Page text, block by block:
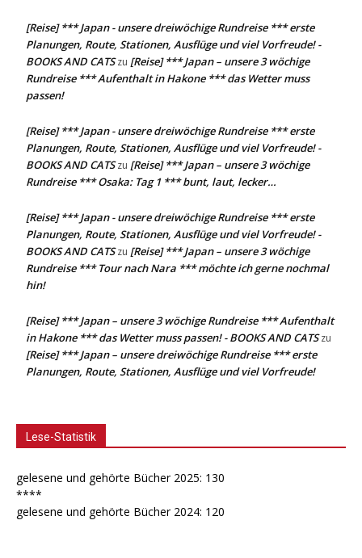
[Reise] *** Japan - unsere dreiwöchige Rundreise *** erste
Planungen, Route, Stationen, Ausflüge und viel Vorfreude! -
BOOKS AND CATSzu [Reise] *** Japan – unsere 3 wöchige
Rundreise *** Aufenthalt in Hakone *** das Wetter muss
passen!
[Reise] *** Japan - unsere dreiwöchige Rundreise *** erste
Planungen, Route, Stationen, Ausflüge und viel Vorfreude! -
BOOKS AND CATSzu [Reise] *** Japan – unsere 3 wöchige
Rundreise *** Osaka: Tag 1 *** bunt, laut, lecker…
[Reise] *** Japan - unsere dreiwöchige Rundreise *** erste
Planungen, Route, Stationen, Ausflüge und viel Vorfreude! -
BOOKS AND CATSzu [Reise] *** Japan – unsere 3 wöchige
Rundreise *** Tour nach Nara *** möchte ich gerne nochmal
hin!
[Reise] *** Japan – unsere 3 wöchige Rundreise *** Aufenthalt
in Hakone *** das Wetter muss passen! - BOOKS AND CATSzu
[Reise] *** Japan – unsere dreiwöchige Rundreise *** erste
Planungen, Route, Stationen, Ausflüge und viel Vorfreude!
Lese-Statistik
gelesene und gehörte Bücher 2025: 130
****
gelesene und gehörte Bücher 2024: 120